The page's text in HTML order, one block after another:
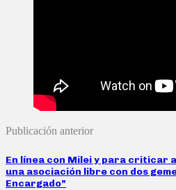
Publicación anterior
En línea con Milei y para criticar
una asociación libre con dos
Encargado”